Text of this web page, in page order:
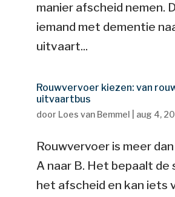
manier afscheid nemen.
iemand met dementie
uitvaart...
Rouwvervoer kiezen: van
uitvaartbus
door Loes van Bemmel aug 4,
Rouwvervoer is meer
A naar B. Het bepaalt de
het afscheid en kan iets